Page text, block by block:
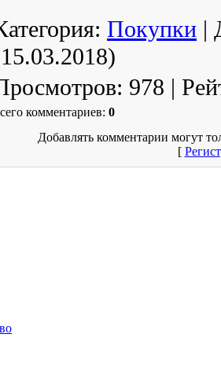
: Покупки |
: 978 |
комментариев: 0
Добавлять комментарии могут
[